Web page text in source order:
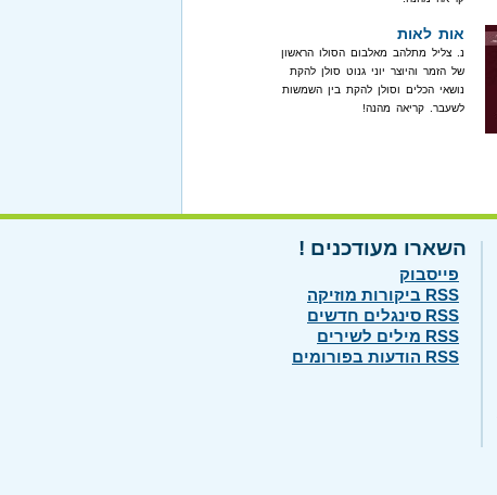
אות לאות
נ. צליל מתלהב מאלבום הסולו הראשון
של הזמר והיוצר יוני גנוט סולן להקת
נושאי הכלים וסולן להקת בין השמשות
לשעבר. קריאה מהנה!
השארו מעודכנים !
פייסבוק
RSS ביקורות מוזיקה
RSS סינגלים חדשים
RSS מילים לשירים
RSS הודעות בפורומים